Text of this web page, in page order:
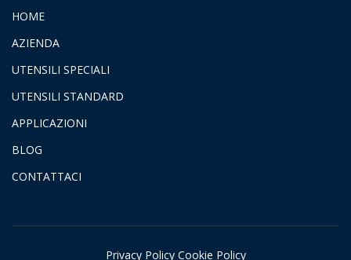
HOME
AZIENDA
UTENSILI SPECIALI
UTENSILI STANDARD
APPLICAZIONI
BLOG
CONTATTACI
Privacy Policy Cookie Policy